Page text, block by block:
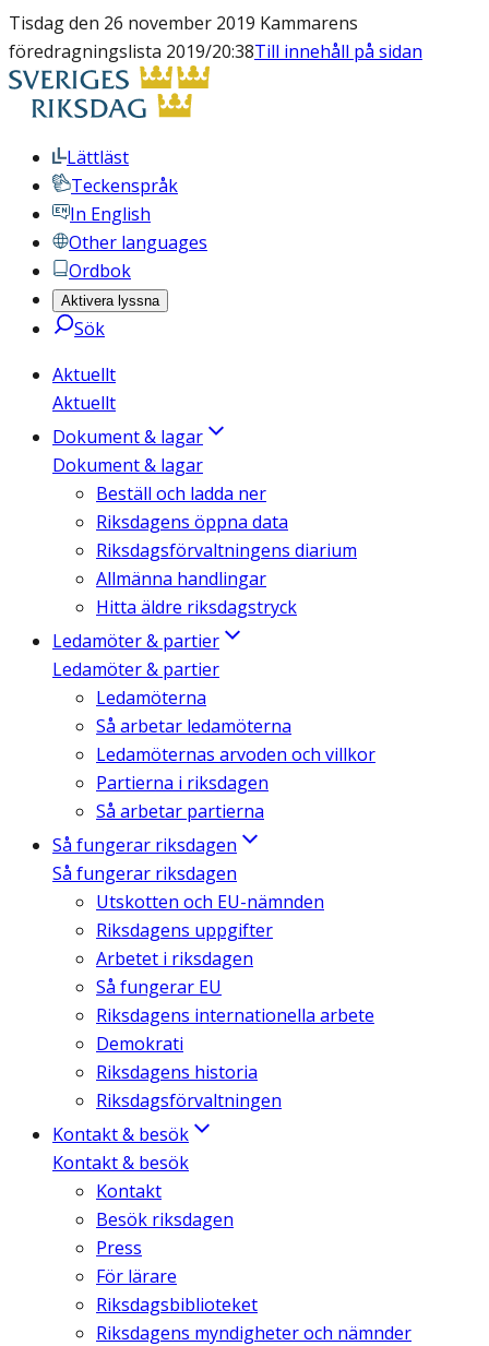
Tisdag den 26 november 2019 Kammarens
föredragningslista 2019/20:38Till innehåll på sidan
Lättläst
Teckenspråk
In English
Other languages
Ordbok
Aktivera lyssna
Sök
Aktuellt
Aktuellt
Dokument & lagar
Dokument & lagar
Beställ och ladda ner
Riksdagens öppna data
Riksdagsförvaltningens diarium
Allmänna handlingar
Hitta äldre riksdagstryck
Ledamöter & partier
Ledamöter & partier
Ledamöterna
Så arbetar ledamöterna
Ledamöternas arvoden och villkor
Partierna i riksdagen
Så arbetar partierna
Så fungerar riksdagen
Så fungerar riksdagen
Utskotten och EU-nämnden
Riksdagens uppgifter
Arbetet i riksdagen
Så fungerar EU
Riksdagens internationella arbete
Demokrati
Riksdagens historia
Riksdagsförvaltningen
Kontakt & besök
Kontakt & besök
Kontakt
Besök riksdagen
Press
För lärare
Riksdagsbiblioteket
Riksdagens myndigheter och nämnder